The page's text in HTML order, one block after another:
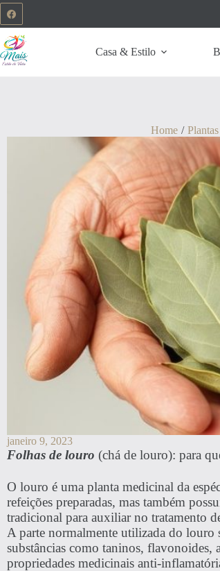
Casa & Estilo
Home /
janeiro 9, 2023
Folhas de louro (chá de louro): para
O louro é uma planta medicinal da
refeições preparadas, mas também
tradicional para auxiliar no tratamento
A parte normalmente utilizada do louro
substâncias como taninos,
propriedades medicinais anti-